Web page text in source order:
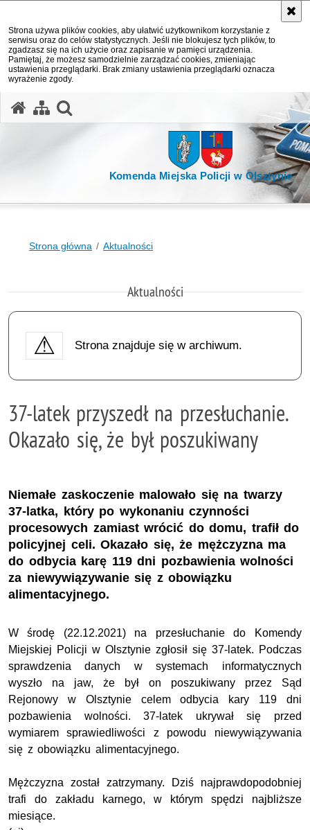
Strona używa plików cookies, aby ułatwić użytkownikom korzystanie z
serwisu oraz do celów statystycznych. Jeśli nie blokujesz tych plików, to
zgadzasz się na ich użycie oraz zapisanie w pamięci urządzenia.
Pamiętaj, że możesz samodzielnie zarządzać cookies, zmieniając
ustawienia przeglądarki. Brak zmiany ustawienia przeglądarki oznacza
wyrażenie zgody.
Komenda Miejska Policji w Olsztynie
Strona główna Aktualności
Aktualności
Strona znajduje się w archiwum.
37-latek przyszedł na przesłuchanie.
Okazało się, że był poszukiwany
Niemałe zaskoczenie malowało się na twarzy
37-latka, który po wykonaniu czynności
procesowych zamiast wrócić do domu, trafił do
policyjnej celi. Okazało się, że mężczyzna ma
do odbycia karę 119 dni pozbawienia wolności
za niewywiązywanie się z obowiązku
alimentacyjnego.
W środę (22.12.2021) na przesłuchanie do Komendy
Miejskiej Policji w Olsztynie zgłosił się 37-latek. Podczas
sprawdzenia danych w systemach informatycznych
wyszło na jaw, że był on poszukiwany przez Sąd
Rejonowy w Olsztynie celem odbycia kary 119 dni
pozbawienia wolności. 37-latek ukrywał się przed
wymiarem sprawiedliwości z powodu niewywiązywania
się z obowiązku alimentacyjnego.
Mężczyzna został zatrzymany. Dziś najprawdopodobniej
trafi do zakładu karnego, w którym spędzi najbliższe
miesiące.